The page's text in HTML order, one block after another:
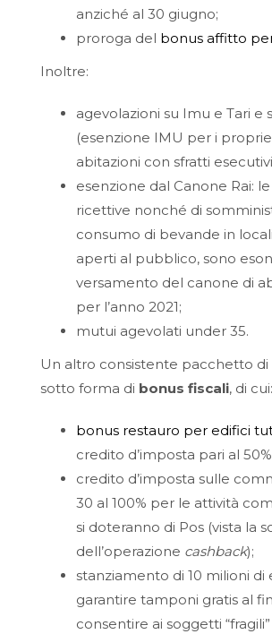
anziché al 30 giugno;
proroga del bonus affitto
Inoltre:
agevolazioni su Imu e Tari e
(esenzione IMU per i
abitazioni con sfratti
esenzione dal Canone Rai:
ricettive nonché di
consumo di bevande in
aperti al pubblico, sono
versamento del canone di
per l’anno 2021;
mutui agevolati under 35.
Un altro consistente pacchetto di
sotto forma di bonus fiscali, di cui:
bonus restauro per edifici
credito d’imposta pari al
credito d’imposta sulle
30 al 100% per le attività
si doteranno di Pos (vista la
dell’operazione cashback);
stanziamento di 10 milioni di
garantire tamponi gratis al
consentire ai soggetti